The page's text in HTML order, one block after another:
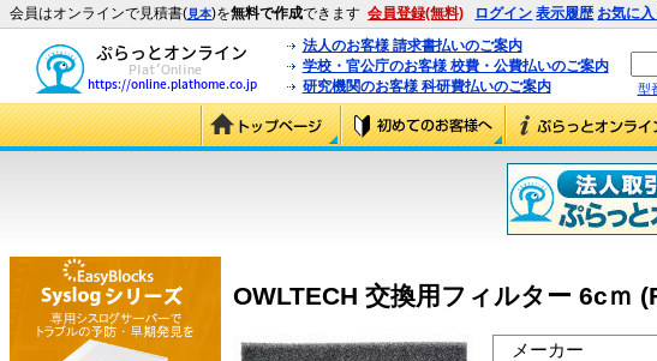
会員はオンラインで見積書(見本)を無料で作成できます 会員登録(無料) ログイン 表示履歴 お気に
法人のお客様 請求書払いのご案内
学校・官公庁のお客様 校費・公費払いのご案内
研究機関のお客様 科研費払いのご案内
型
OWLTECH 交換用フィルター 6cｍ
メーカー